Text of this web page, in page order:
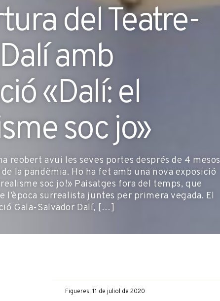
del Teatre-
amb
«Dalí: el
soc jo»
reobert avui les seves portes després de 4 mesos
la pandèmia. Ho ha fet amb una nova exposició
soc jo!» Paisatges fora del temps, que
l’època surrealista juntes per primera vegada. El
Gala-Salvador Dalí, […]
Figueres, 11 de juliol de 2020